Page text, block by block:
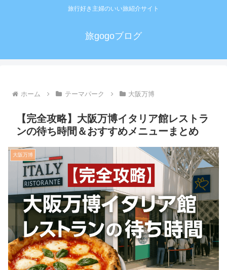
旅行好き主婦のいい旅紹介サイト
旅gogoブログ
ホーム テーマパーク 大阪万博
【完全攻略】大阪万博イタリア館レストラ
ンの待ち時間＆おすすめメニューまとめ
大阪万博